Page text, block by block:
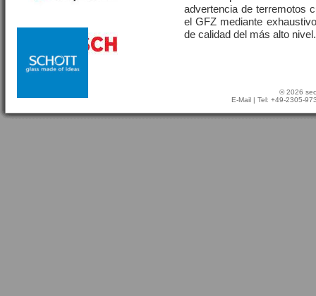
advertencia de terremotos
el GFZ mediante
de calidad del más alto nivel.
© 2026
E-Mail | Tel: +49-2305-